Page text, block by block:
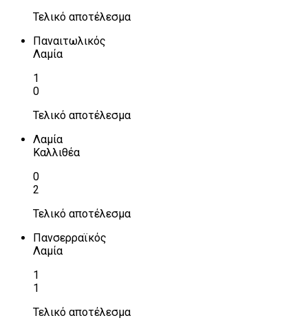
Τελικό αποτέλεσμα
Παναιτωλικός
Λαμία
1
0
Τελικό αποτέλεσμα
Λαμία
Καλλιθέα
0
2
Τελικό αποτέλεσμα
Πανσερραϊκός
Λαμία
1
1
Τελικό αποτέλεσμα